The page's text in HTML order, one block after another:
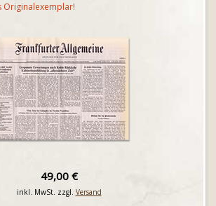
Originalexemplar!
49,00 €
inkl. MwSt. zzgl. Versand